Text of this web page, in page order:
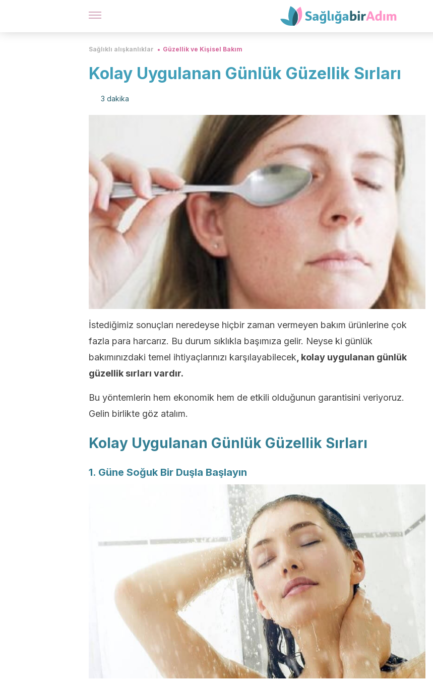
Sağlıklı alışkanlıklar Güzellik ve Kişisel Bakım
Kolay Uygulanan Günlük Güzellik Sırları
3 dakika
İstediğimiz sonuçları neredeyse hiçbir zaman vermeyen bakım ürünlerine çok
fazla para harcarız. Bu durum sıklıkla başımıza gelir. Neyse ki günlük
bakımınızdaki temel ihtiyaçlarınızı karşılayabilecek , kolay uygulanan günlük
güzellik sırları vardır.
Bu yöntemlerin hem ekonomik hem de etkili olduğunun garantisini veriyoruz.
Gelin birlikte göz atalım.
Kolay Uygulanan Günlük Güzellik Sırları
1. Güne Soğuk Bir Duşla Başlayın